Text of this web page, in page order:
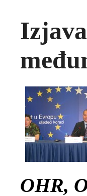
OHR,